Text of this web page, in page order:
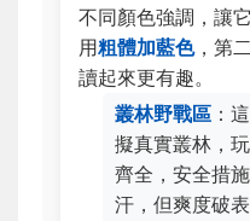
不同顏色強調，讓
用粗體加藍色，第
讀起來更有趣。
叢林野戰區 ：
擬真實叢林，
齊全，安全措
汗，但爽度破表